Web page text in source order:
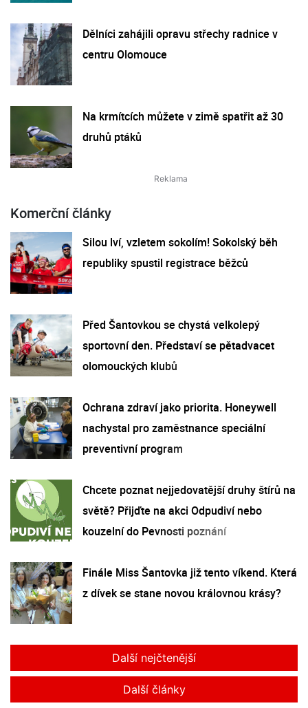
Dělníci zahájili opravu střechy radnice v
centru Olomouce
Na krmítcích můžete v zimě spatřit až 30
druhů ptáků
Komerční články
Silou lví, vzletem sokolím! Sokolský běh
republiky spustil registrace běžců
Před Šantovkou se chystá velkolepý
sportovní den. Představí se pětadvacet
olomouckých klubů
Ochrana zdraví jako priorita. Honeywell
nachystal pro zaměstnance speciální
preventivní program
Chcete poznat nejjedovatější druhy štírů na
světě? Přijďte na akci Odpudiví nebo
kouzelní do Pevnosti poznání
Finále Miss Šantovka již tento víkend. Která
z dívek se stane novou královnou krásy?
Další nejčtenější
Další články